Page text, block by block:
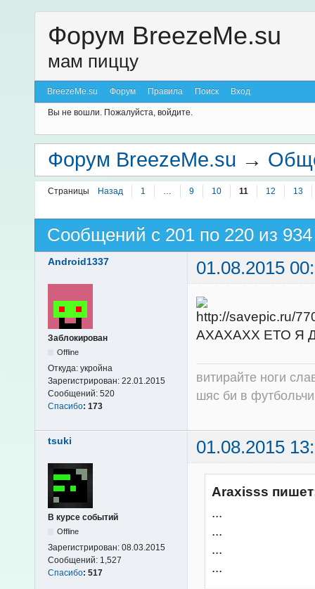
Форум BreezeMe.su
мам пиццу
BreezeMe.su Форум Правила Поиск Вход
Вы не вошли. Пожалуйста, войдите.
Форум BreezeMe.su →
Страницы Назад 1 9 10 11 12 13
Сообщений с 201 по 220 из 934
Android1337 01.08.2015
Заблокирован
Offline
Откуда: укройна
Зарегистрирован: 22.01.2015
Сообщений: 520
Спасибо: 173
АХАХАХХ ЕТО Я
витирайте ноги
шяс би в
tsuki 01.08.2015
В курсе событий
Offline
Зарегистрирован: 08.03.2015
Сообщений: 1,527
Спасибо: 517
Araxisss
...
...
...
...